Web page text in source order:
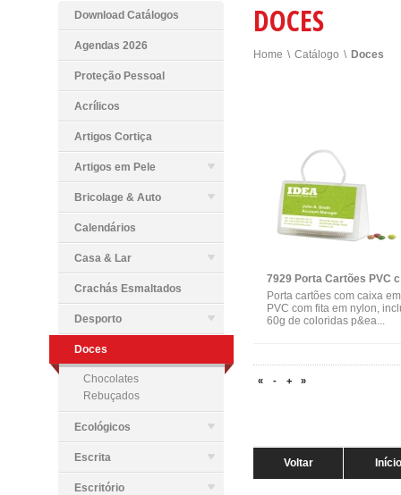
Download Catálogos
Agendas 2026
Proteção Pessoal
Acrílicos
Artigos Cortiça
Artigos em Pele
Bricolage & Auto
Calendários
Casa & Lar
Crachás Esmaltados
Desporto
Doces
Chocolates
Rebuçados
Ecológicos
Escrita
Escritório
DOCES
Home \ Catálogo \ Doces
Porta cartões com caixa em
PVC com fita em nylon,
60g de coloridas p&ea...
« - + »
Voltar Início